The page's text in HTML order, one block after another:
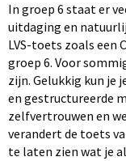
In groep 6 staat er
uitdaging en
LVS-toets zoals een
groep 6. Voor
zijn. Gelukkig kun je
en gestructureerde
zelfvertrouwen en
verandert de toets
te laten zien wat je